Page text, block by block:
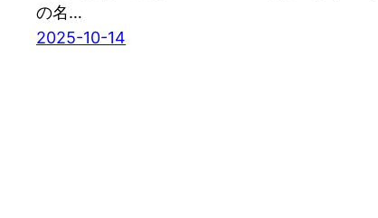
の名…
2025-10-14